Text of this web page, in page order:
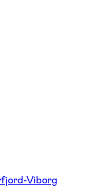
Viborg